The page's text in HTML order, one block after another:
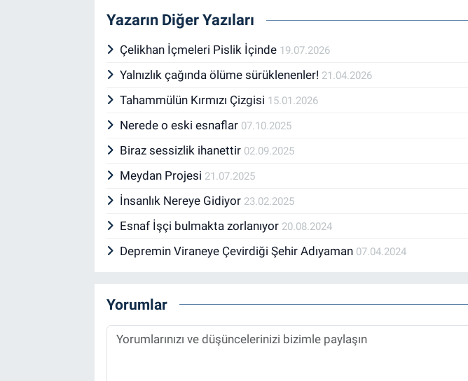
Yazarın Diğer Yazıları
Çelikhan İçmeleri Pislik İçinde 19.07.2026
Yalnızlık çağında ölüme sürüklenenler! 21.04.2026
Tahammülün Kırmızı Çizgisi 15.01.2026
Nerede o eski esnaflar 07.10.2025
Biraz sessizlik ihanettir 02.09.2025
Meydan Projesi 21.07.2025
İnsanlık Nereye Gidiyor 23.02.2025
Esnaf İşçi bulmakta zorlanıyor 20.08.2024
Depremin Viraneye Çevirdiği Şehir Adıyaman 07.04.2024
Yorumlar